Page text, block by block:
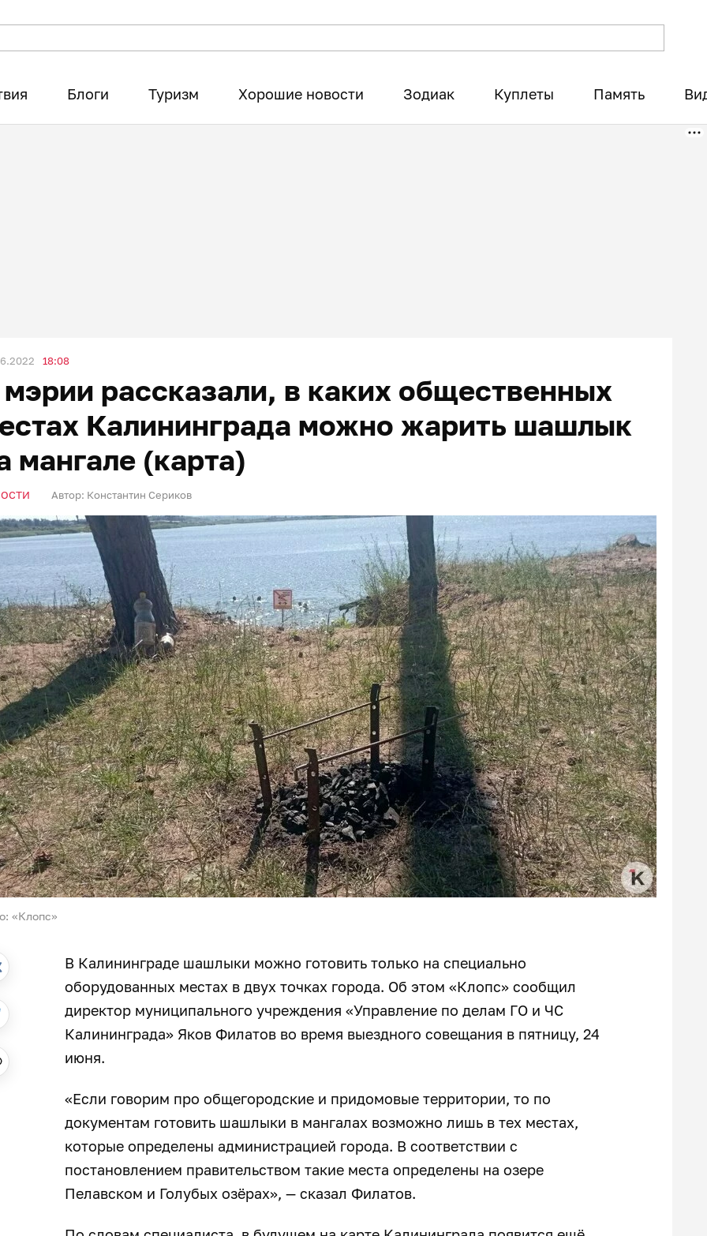
Блоги Туризм Хорошие новости Зодиак Куплеты Память
18:08
рассказали, в каких общественных
Калининграда можно жарить шашлык
мангале (карта)
Автор: Константин Сериков
«Клопс»
В Калининграде шашлыки можно готовить только на специально
оборудованных местах в двух точках города. Об этом «Клопс» сообщил
директор муниципального учреждения «Управление по делам ГО и ЧС
Калининграда» Яков Филатов во время выездного совещания в пятницу, 24
июня.
«Если говорим про общегородские и придомовые территории, то по
документам готовить шашлыки в мангалах возможно лишь в тех местах,
которые определены администрацией города. В соответствии с
постановлением правительством такие места определены на озере
Пелавском и Голубых озёрах», — сказал Филатов.